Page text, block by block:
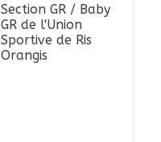
Section GR / Baby
GR de l'Union
Sportive de Ris
Orangis